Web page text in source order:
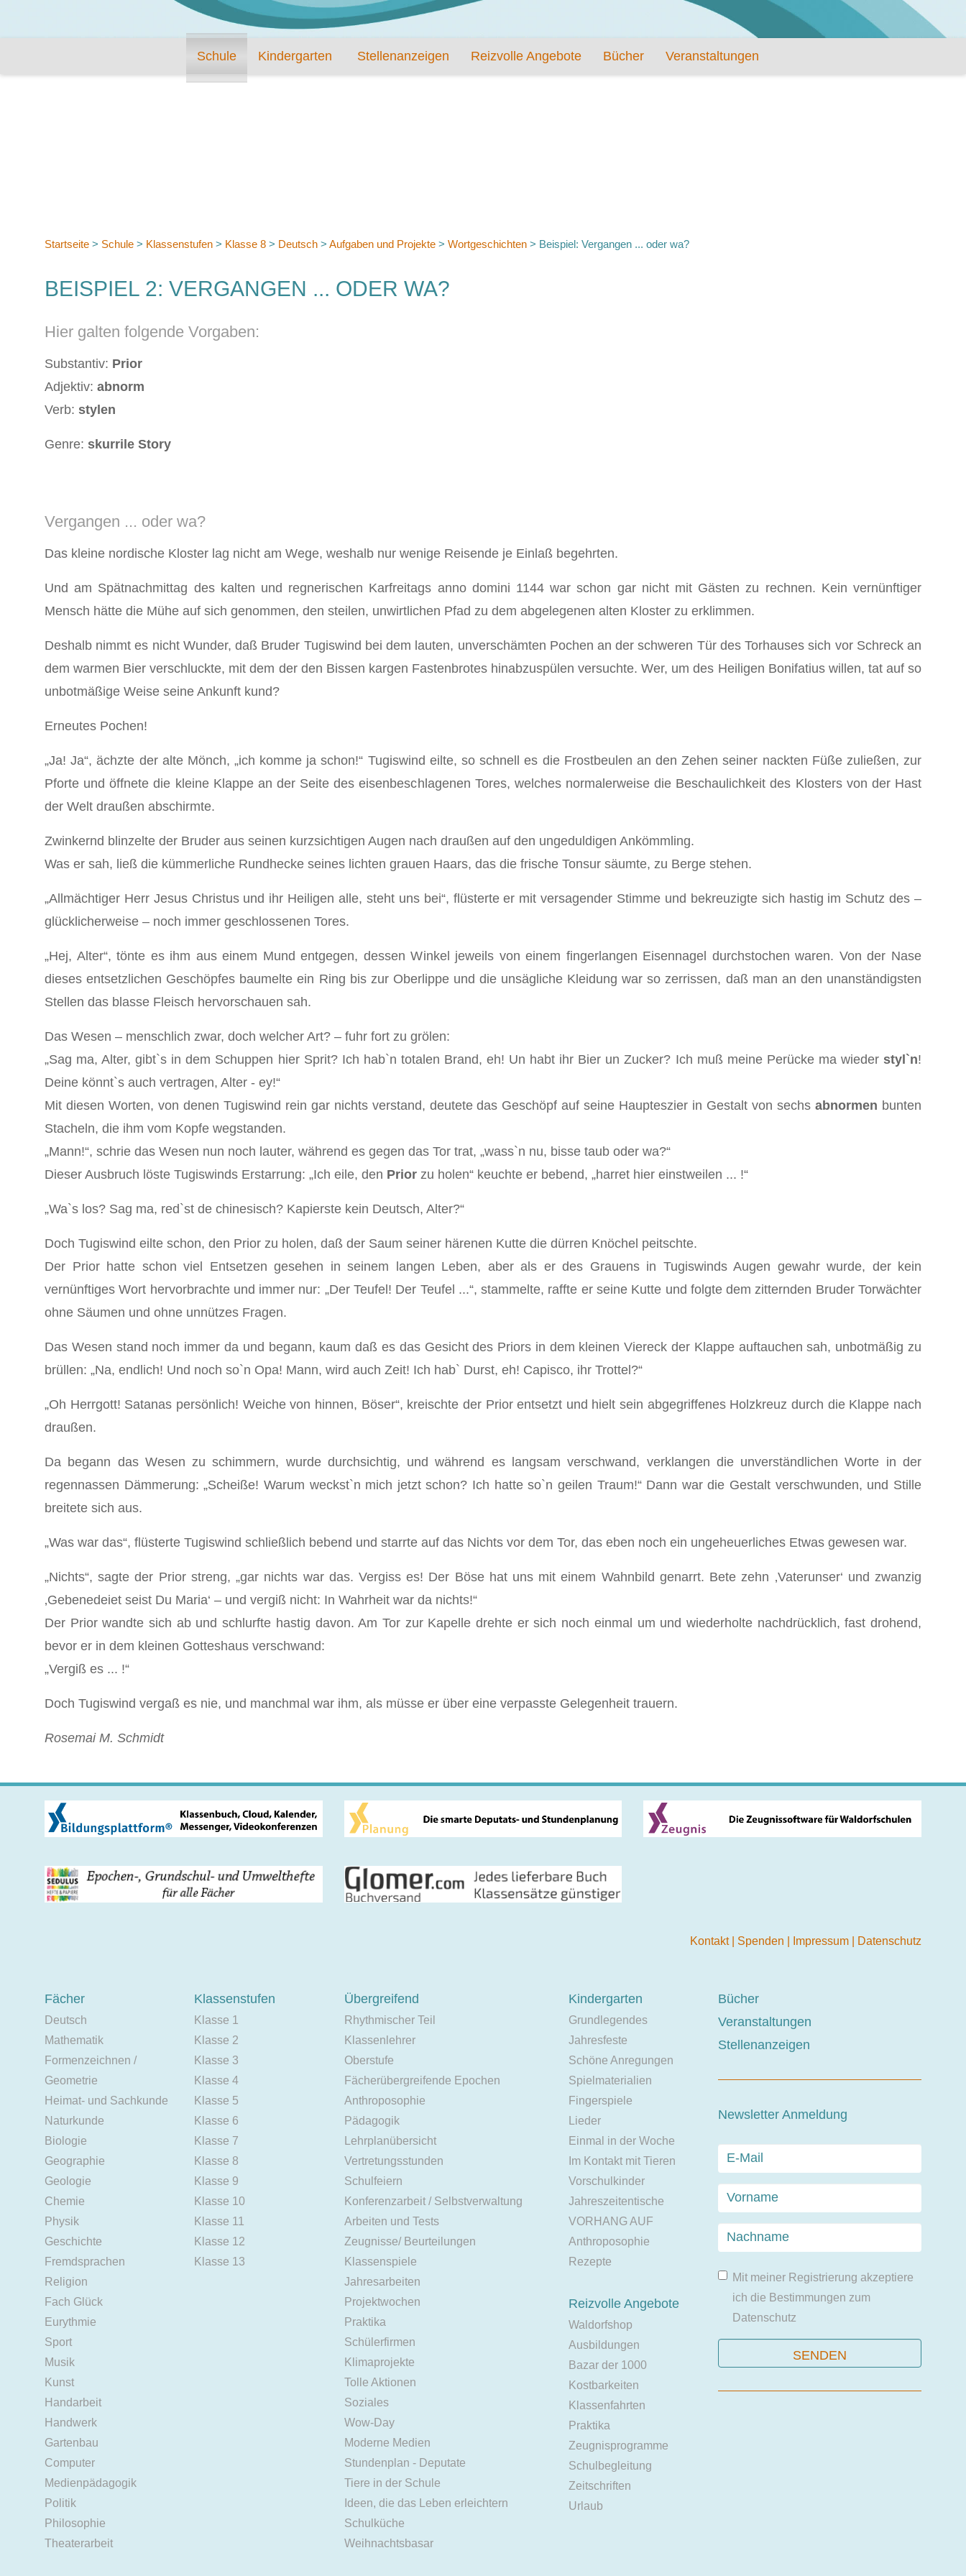
Schule Kindergarten Stellenanzeigen Reizvolle Angebote Bücher Veranstaltungen
Startseite > Schule > Klassenstufen > Klasse 8 > Deutsch > Aufgaben und Projekte > Wortgeschichten > Beispiel: Vergangen ... oder wa?
BEISPIEL 2: VERGANGEN ... ODER WA?
Hier galten folgende Vorgaben:
Substantiv: Prior
Adjektiv: abnorm
Verb: stylen
Genre: skurrile Story
Vergangen ... oder wa?
Das kleine nordische Kloster lag nicht am Wege, weshalb nur wenige Reisende je Einlaß begehrten.
Und am Spätnachmittag des kalten und regnerischen Karfreitags anno domini 1144 war schon gar nicht mit Gästen zu rechnen. Kein vernünftiger
Mensch hätte die Mühe auf sich genommen, den steilen, unwirtlichen Pfad zu dem abgelegenen alten Kloster zu erklimmen.
Deshalb nimmt es nicht Wunder, daß Bruder Tugiswind bei dem lauten, unverschämten Pochen an der schweren Tür des Torhauses sich vor Schreck an
dem warmen Bier verschluckte, mit dem der den Bissen kargen Fastenbrotes hinabzuspülen versuchte. Wer, um des Heiligen Bonifatius willen, tat auf so
unbotmäßige Weise seine Ankunft kund?
Erneutes Pochen!
„Ja! Ja“, ächzte der alte Mönch, „ich komme ja schon!“ Tugiswind eilte, so schnell es die Frostbeulen an den Zehen seiner nackten Füße zuließen, zur
Pforte und öffnete die kleine Klappe an der Seite des eisenbeschlagenen Tores, welches normalerweise die Beschaulichkeit des Klosters von der Hast
der Welt draußen abschirmte.
Zwinkernd blinzelte der Bruder aus seinen kurzsichtigen Augen nach draußen auf den ungeduldigen Ankömmling.
Was er sah, ließ die kümmerliche Rundhecke seines lichten grauen Haars, das die frische Tonsur säumte, zu Berge stehen.
„Allmächtiger Herr Jesus Christus und ihr Heiligen alle, steht uns bei“, flüsterte er mit versagender Stimme und bekreuzigte sich hastig im Schutz des –
glücklicherweise – noch immer geschlossenen Tores.
„Hej, Alter“, tönte es ihm aus einem Mund entgegen, dessen Winkel jeweils von einem fingerlangen Eisennagel durchstochen waren. Von der Nase
dieses entsetzlichen Geschöpfes baumelte ein Ring bis zur Oberlippe und die unsägliche Kleidung war so zerrissen, daß man an den unanständigsten
Stellen das blasse Fleisch hervorschauen sah.
Das Wesen – menschlich zwar, doch welcher Art? – fuhr fort zu grölen:
„Sag ma, Alter, gibt`s in dem Schuppen hier Sprit? Ich hab`n totalen Brand, eh! Un habt ihr Bier un Zucker? Ich muß meine Perücke ma wieder styl`n!
Deine könnt`s auch vertragen, Alter - ey!“
Mit diesen Worten, von denen Tugiswind rein gar nichts verstand, deutete das Geschöpf auf seine Haupteszier in Gestalt von sechsabnormen bunten
Stacheln, die ihm vom Kopfe wegstanden.
„Mann!“, schrie das Wesen nun noch lauter, während es gegen das Tor trat, „wass`n nu, bisse taub oder wa?“
Dieser Ausbruch löste Tugiswinds Erstarrung: „Ich eile, den Prior zu holen“ keuchte er bebend, „harret hier einstweilen ... !“
„Wa`s los? Sag ma, red`st de chinesisch? Kapierste kein Deutsch, Alter?“
Doch Tugiswind eilte schon, den Prior zu holen, daß der Saum seiner härenen Kutte die dürren Knöchel peitschte.
Der Prior hatte schon viel Entsetzen gesehen in seinem langen Leben, aber als er des Grauens in Tugiswinds Augen gewahr wurde, der kein
vernünftiges Wort hervorbrachte und immer nur: „Der Teufel! Der Teufel ...“, stammelte, raffte er seine Kutte und folgte dem zitternden Bruder Torwächter
ohne Säumen und ohne unnützes Fragen.
Das Wesen stand noch immer da und begann, kaum daß es das Gesicht des Priors in dem kleinen Viereck der Klappe auftauchen sah, unbotmäßig zu
brüllen: „Na, endlich! Und noch so`n Opa! Mann, wird auch Zeit! Ich hab` Durst, eh! Capisco, ihr Trottel?“
„Oh Herrgott! Satanas persönlich! Weiche von hinnen, Böser“, kreischte der Prior entsetzt und hielt sein abgegriffenes Holzkreuz durch die Klappe nach
draußen.
Da begann das Wesen zu schimmern, wurde durchsichtig, und während es langsam verschwand, verklangen die unverständlichen Worte in der
regennassen Dämmerung: „Scheiße! Warum weckst`n mich jetzt schon? Ich hatte so`n geilen Traum!“ Dann war die Gestalt verschwunden, und Stille
breitete sich aus.
„Was war das“, flüsterte Tugiswind schließlich bebend und starrte auf das Nichts vor dem Tor, das eben noch ein ungeheuerliches Etwas gewesen war.
„Nichts“, sagte der Prior streng, „gar nichts war das. Vergiss es! Der Böse hat uns mit einem Wahnbild genarrt. Bete zehn ‚Vaterunser‘ und zwanzig
‚Gebenedeiet seist Du Maria‘ – und vergiß nicht: In Wahrheit war da nichts!“
Der Prior wandte sich ab und schlurfte hastig davon. Am Tor zur Kapelle drehte er sich noch einmal um und wiederholte nachdrücklich, fast drohend,
bevor er in dem kleinen Gotteshaus verschwand:
„Vergiß es ... !“
Doch Tugiswind vergaß es nie, und manchmal war ihm, als müsse er über eine verpasste Gelegenheit trauern.
Rosemai M. Schmidt
Kontakt Spenden Impressum Datenschutz
Fächer
Deutsch
Mathematik
Formenzeichnen /
Geometrie
Heimat- und Sachkunde
Naturkunde
Biologie
Geographie
Geologie
Chemie
Physik
Geschichte
Fremdsprachen
Religion
Fach Glück
Eurythmie
Sport
Musik
Kunst
Handarbeit
Handwerk
Gartenbau
Computer
Medienpädagogik
Politik
Philosophie
Theaterarbeit
Klassenstufen
Klasse 1
Klasse 2
Klasse 3
Klasse 4
Klasse 5
Klasse 6
Klasse 7
Klasse 8
Klasse 9
Klasse 10
Klasse 11
Klasse 12
Klasse 13
Übergreifend
Rhythmischer Teil
Klassenlehrer
Oberstufe
Fächerübergreifende Epochen
Anthroposophie
Pädagogik
Lehrplanübersicht
Vertretungsstunden
Schulfeiern
Konferenzarbeit / Selbstverwaltung
Arbeiten und Tests
Zeugnisse/ Beurteilungen
Klassenspiele
Jahresarbeiten
Projektwochen
Praktika
Schülerfirmen
Klimaprojekte
Tolle Aktionen
Soziales
Wow-Day
Moderne Medien
Stundenplan - Deputate
Tiere in der Schule
Ideen, die das Leben erleichtern
Schulküche
Weihnachtsbasar
Kindergarten
Grundlegendes
Jahresfeste
Schöne Anregungen
Spielmaterialien
Fingerspiele
Lieder
Einmal in der Woche
Im Kontakt mit Tieren
Vorschulkinder
Jahreszeitentische
VORHANG AUF
Anthroposophie
Rezepte
Reizvolle Angebote
Waldorfshop
Ausbildungen
Bazar der 1000
Kostbarkeiten
Klassenfahrten
Praktika
Zeugnisprogramme
Schulbegleitung
Zeitschriften
Urlaub
Bücher
Veranstaltungen
Stellenanzeigen
Newsletter Anmeldung
Mit meiner Registrierung akzeptiere
ich die Bestimmungen zum
Datenschutz